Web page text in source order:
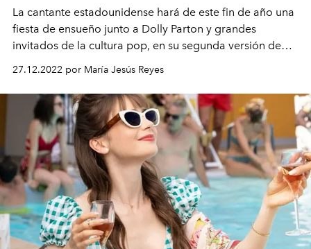
La cantante estadounidense hará de este fin de año una
fiesta de ensueño junto a Dolly Parton y grandes
invitados de la cultura pop, en su segunda versión de
27.12.2022 por María Jesús Reyes